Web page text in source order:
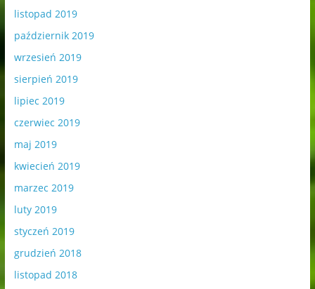
listopad 2019
październik 2019
wrzesień 2019
sierpień 2019
lipiec 2019
czerwiec 2019
maj 2019
kwiecień 2019
marzec 2019
luty 2019
styczeń 2019
grudzień 2018
listopad 2018